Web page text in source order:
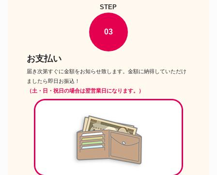
STEP
03
お支払い
届き次第すぐに金額をお知らせ致します。金額に納得していただけ
ましたら即日お振込！
（土・日・祝日の場合は翌営業日になります。）